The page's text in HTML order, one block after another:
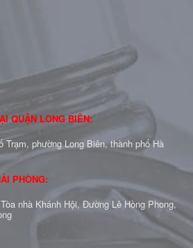
QUẬN LONG BIÊN:
Trạm, phường Long Biên, thành phố Hà
PHÒNG:
nhà Khánh Hội, Đường Lê Hồng Phong,